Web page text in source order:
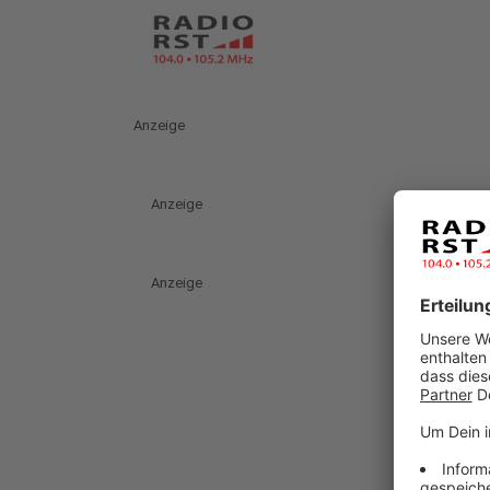
Anzeige
Anzeige
Anzeige